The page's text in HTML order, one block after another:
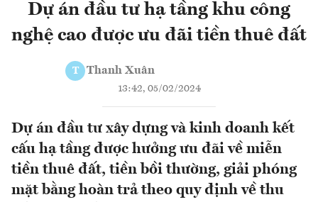
Dự án đầu tư hạ tầng khu công
nghệ cao được ưu đãi tiền thuê đất
T Thanh Xuân
13:42, 05/02/2024
Dự án đầu tư xây dựng và kinh doanh kết
cấu hạ tầng được hưởng ưu đãi về miễn
tiền thuê đất, tiền bồi thường, giải phóng
mặt bằng hoàn trả theo quy định về thu